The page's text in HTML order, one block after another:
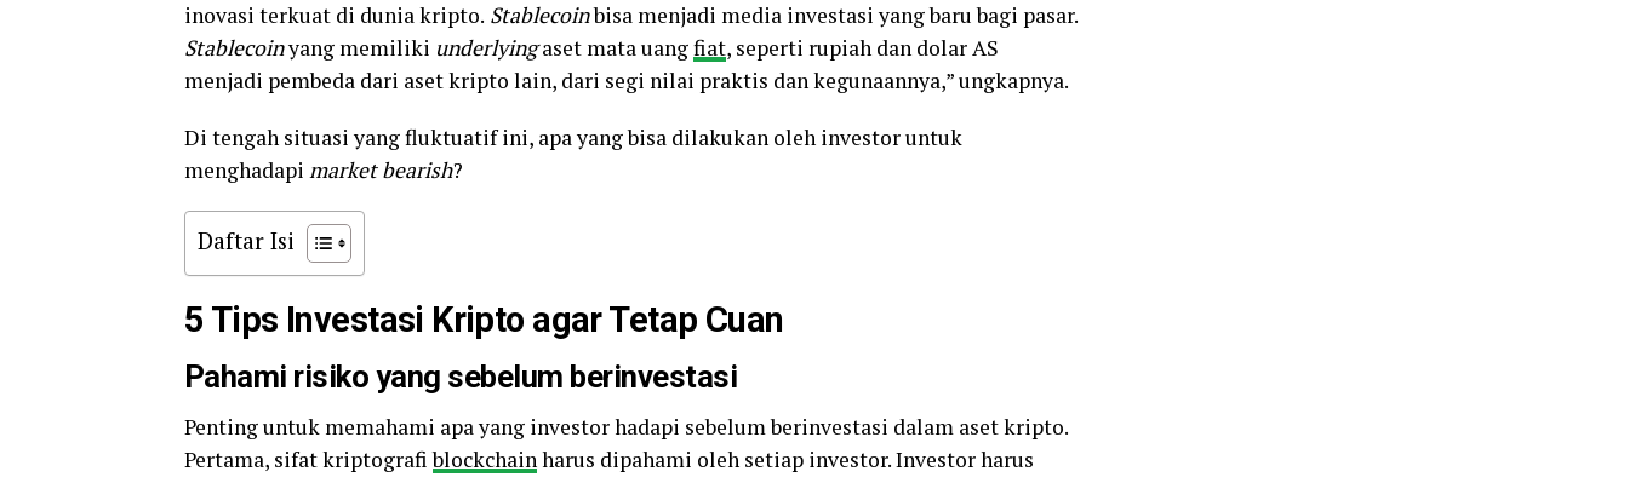
inovasi terkuat di dunia kripto. Stablecoinbisa menjadi media investasi yang baru bagi pasar.
Stablecoinyang memiliki underlyingaset mata uangfiat, seperti rupiah dan dolar AS
menjadi pembeda dari aset kripto lain, dari segi nilai praktis dan kegunaannya,” ungkapnya.
Di tengah situasi yang fluktuatif ini, apa yang bisa dilakukan oleh investor untuk
menghadapi market bearish?
Daftar Isi
5 Tips Investasi Kripto agar Tetap Cuan
Pahami risiko yang sebelum berinvestasi
Penting untuk memahami apa yang investor hadapi sebelum berinvestasi dalam aset kripto.
Pertama, sifat kriptografiblockchainharus dipahami oleh setiap investor. Investor harus